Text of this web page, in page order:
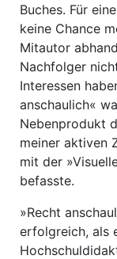
Buches. Für
keine Chance
Mitautor
Nachfolger
Interessen
anschaulich«
Nebenprodukt
meiner aktiven
mit der
befasste.
»Recht
erfolgreich, als